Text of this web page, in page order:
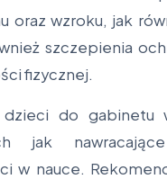
oraz wzroku, jak
szczepienia
fizycznej.
dzieci do gabinetu
jak
w nauce.